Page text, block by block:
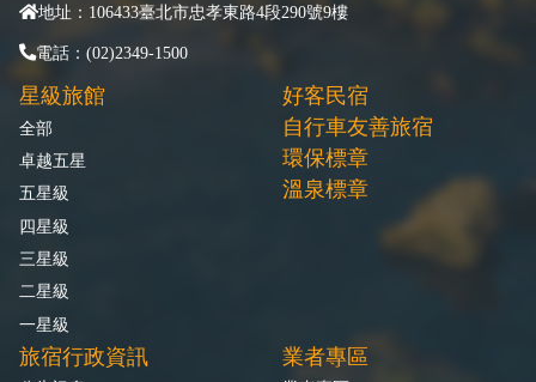
地址：106433臺北市忠孝東路4段290號9樓
電話：(02)2349-1500
星級旅館
全部
卓越五星
五星級
四星級
三星級
二星級
一星級
好客民宿
自行車友善旅宿
環保標章
溫泉標章
旅宿行政資訊 業者專區